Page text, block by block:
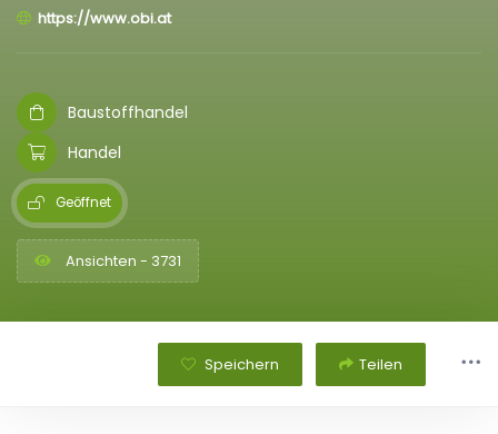
https://www.obi.at
Baustoffhandel
Handel
Geöffnet
Ansichten - 3731
Speichern Teilen